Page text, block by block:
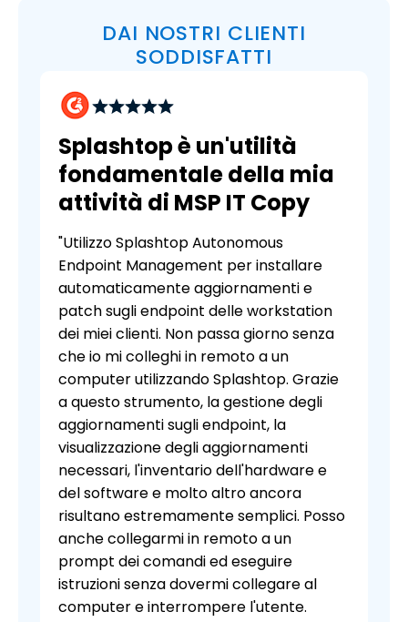
DAI NOSTRI CLIENTI
SODDISFATTI
Splashtop è un'utilità
fondamentale della mia
attività di MSP IT Copy
"Utilizzo Splashtop Autonomous
Endpoint Management per installare
automaticamente aggiornamenti e
patch sugli endpoint delle workstation
dei miei clienti. Non passa giorno senza
che io mi colleghi in remoto a un
computer utilizzando Splashtop. Grazie
a questo strumento, la gestione degli
aggiornamenti sugli endpoint, la
visualizzazione degli aggiornamenti
necessari, l'inventario dell'hardware e
del software e molto altro ancora
risultano estremamente semplici. Posso
anche collegarmi in remoto a un
prompt dei comandi ed eseguire
istruzioni senza dovermi collegare al
computer e interrompere l'utente.